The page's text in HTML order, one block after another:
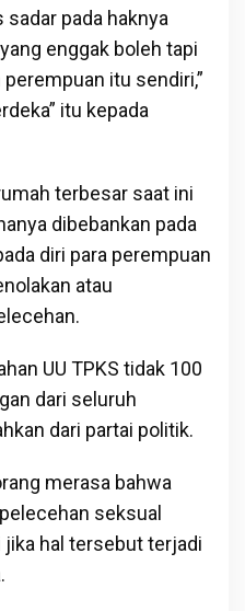
pada haknya
enggak boleh tapi
itu sendiri,”
itu kepada
terbesar saat ini
dibebankan pada
diri para perempuan
atau
UU TPKS tidak 100
dari seluruh
dari partai politik.
merasa bahwa
seksual
jika hal tersebut terjadi